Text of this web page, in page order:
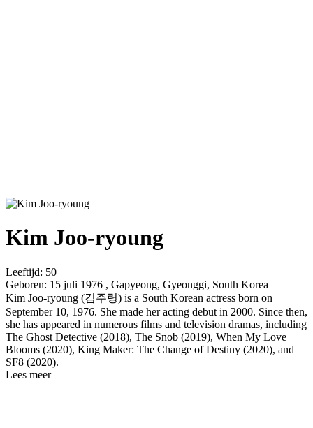
Kim Joo-ryoung
Leeftijd: 50
Geboren: 15 juli 1976 , Gapyeong, Gyeonggi, South Korea
Kim Joo-ryoung (김주령) is a South Korean actress born on
September 10, 1976. She made her acting debut in 2000. Since then,
she has appeared in numerous films and television dramas, including
The Ghost Detective (2018), The Snob (2019), When My Love
Blooms (2020), King Maker: The Change of Destiny (2020), and
SF8 (2020).
Lees meer